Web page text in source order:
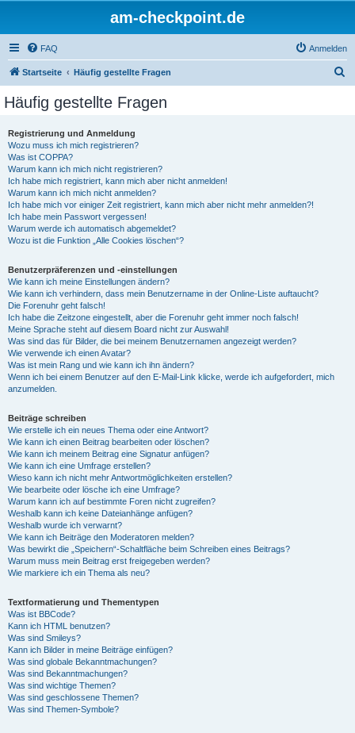
am-checkpoint.de
FAQ Anmelden
Startseite Häufig gestellte Fragen
Häufig gestellte Fragen
Registrierung und Anmeldung
Wozu muss ich mich registrieren?
Was ist COPPA?
Warum kann ich mich nicht registrieren?
Ich habe mich registriert, kann mich aber nicht anmelden!
Warum kann ich mich nicht anmelden?
Ich habe mich vor einiger Zeit registriert, kann mich aber nicht mehr anmelden?!
Ich habe mein Passwort vergessen!
Warum werde ich automatisch abgemeldet?
Wozu ist die Funktion „Alle Cookies löschen“?
Benutzerpräferenzen und -einstellungen
Wie kann ich meine Einstellungen ändern?
Wie kann ich verhindern, dass mein Benutzername in der Online-Liste auftaucht?
Die Forenuhr geht falsch!
Ich habe die Zeitzone eingestellt, aber die Forenuhr geht immer noch falsch!
Meine Sprache steht auf diesem Board nicht zur Auswahl!
Was sind das für Bilder, die bei meinem Benutzernamen angezeigt werden?
Wie verwende ich einen Avatar?
Was ist mein Rang und wie kann ich ihn ändern?
Wenn ich bei einem Benutzer auf den E-Mail-Link klicke, werde ich aufgefordert, mich
anzumelden.
Beiträge schreiben
Wie erstelle ich ein neues Thema oder eine Antwort?
Wie kann ich einen Beitrag bearbeiten oder löschen?
Wie kann ich meinem Beitrag eine Signatur anfügen?
Wie kann ich eine Umfrage erstellen?
Wieso kann ich nicht mehr Antwortmöglichkeiten erstellen?
Wie bearbeite oder lösche ich eine Umfrage?
Warum kann ich auf bestimmte Foren nicht zugreifen?
Weshalb kann ich keine Dateianhänge anfügen?
Weshalb wurde ich verwarnt?
Wie kann ich Beiträge den Moderatoren melden?
Was bewirkt die „Speichern“-Schaltfläche beim Schreiben eines Beitrags?
Warum muss mein Beitrag erst freigegeben werden?
Wie markiere ich ein Thema als neu?
Textformatierung und Thementypen
Was ist BBCode?
Kann ich HTML benutzen?
Was sind Smileys?
Kann ich Bilder in meine Beiträge einfügen?
Was sind globale Bekanntmachungen?
Was sind Bekanntmachungen?
Was sind wichtige Themen?
Was sind geschlossene Themen?
Was sind Themen-Symbole?